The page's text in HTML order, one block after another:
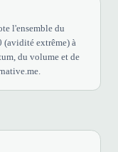
l'ensemble du
(avidité extrême) à
du volume et de